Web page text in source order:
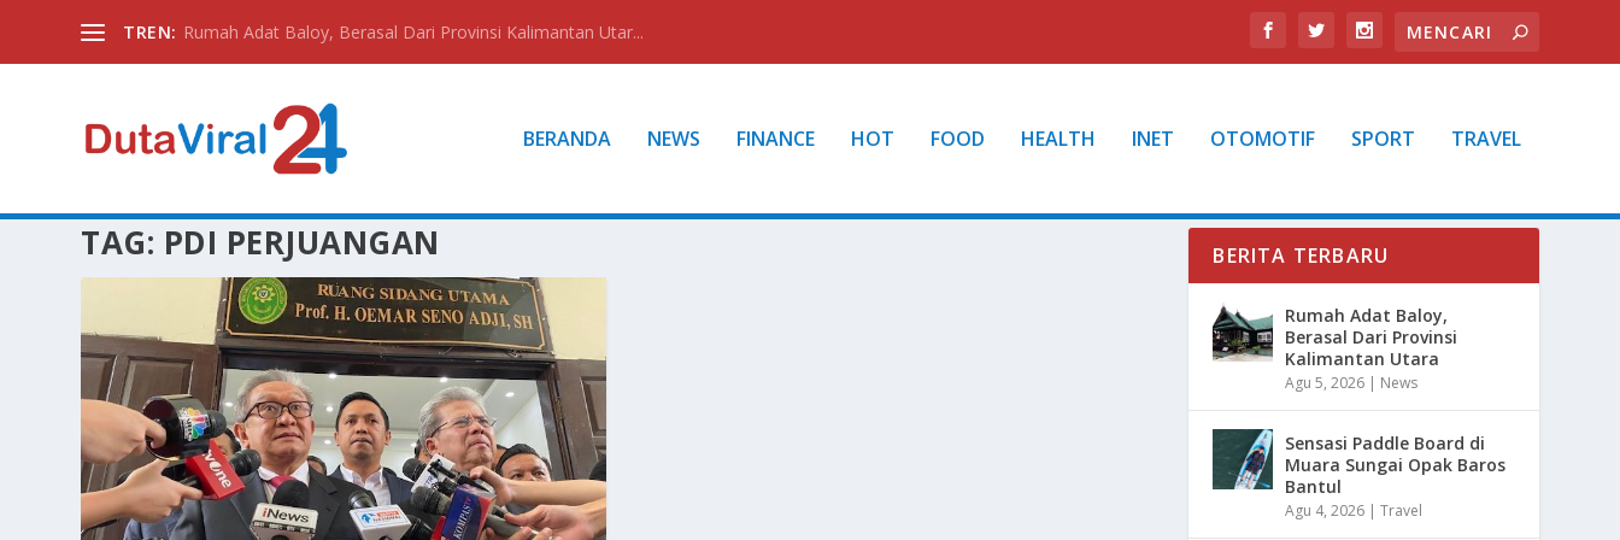
TREN: Rumah Adat Baloy, Berasal Dari Provinsi Kalimantan Utar...
BERANDA NEWS FINANCE HOT FOOD HEALTH INET OTOMOTIF SPORT TRAVEL
TAG: PDI PERJUANGAN BERITA TERBARU
Rumah Adat Baloy,
Berasal Dari Provinsi
Kalimantan Utara
Agu 5, 2026 | News
Sensasi Paddle Board di
Muara Sungai Opak Baros
Bantul
Agu 4, 2026 |Travel